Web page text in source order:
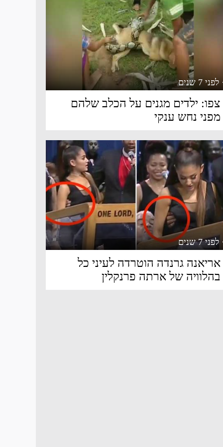
7 שנים
צפו: ילדים מגנים על הכלב שלהם
מפני נחש ענקי
7 שנים
אריאנה גרנדה הוטרדה לעיני כל
בהלוויה של ארתה פרנקלין